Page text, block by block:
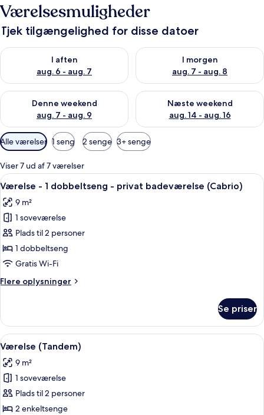
Værelsesmuligheder
Tjek tilgængelighed for disse datoer
I aften
aug. 6 - aug. 7
Tjek tilgængelighed for i aften aug. 6 - aug. 7
I morgen
aug. 7 - aug. 8
Tjek tilgængelighed for i
Denne weekend
aug. 7 - aug. 9
Tjek tilgængelighed for denne weekend aug. 7 - aug. 9
Næste weekend
aug. 14 - aug. 16
Tjek tilgængelighed for næste
Tilgængelige
filtre
for
værelser
Alle værelser 1 seng 2 senge 3+ senge
Viser 7 ud af 7 værelser
Indlæs
alle
billeder
af
Værelse
-
1
-
(Cabrio)
Et moderne badeværelse med en
8
Værelse - 1 dobbeltseng - privat badeværelse (Cabrio)
9 m²
1 soveværelse
Plads til 2 personer
1 dobbeltseng
Gratis Wi-Fi
Flere oplysninger
Flere
-
dobbeltseng
privat
badeværelse
(Cabrio)
Se priser
Indlæs
alle
billeder
af
Værelse
(Tandem)
Værelse (Tandem) | Gratis ekstra
5
Værelse (Tandem)
9 m²
1 soveværelse
Plads til 2 personer
2 enkeltsenge